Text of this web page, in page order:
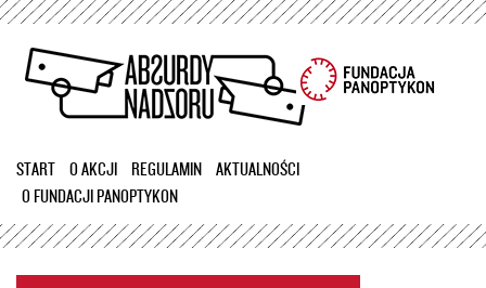
Przejdź
treści
START O AKCJI REGULAMIN
AKTUALNOŚCI
O FUNDACJI PANOPTYKON